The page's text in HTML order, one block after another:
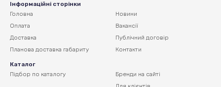
Інформаційні сторінки
Головна
Оплата
Доставка
Планова доставка габариту
Новини
Вакансії
Публічний договір
Контакти
Каталог
Підбор по каталогу
Бренди на сайті